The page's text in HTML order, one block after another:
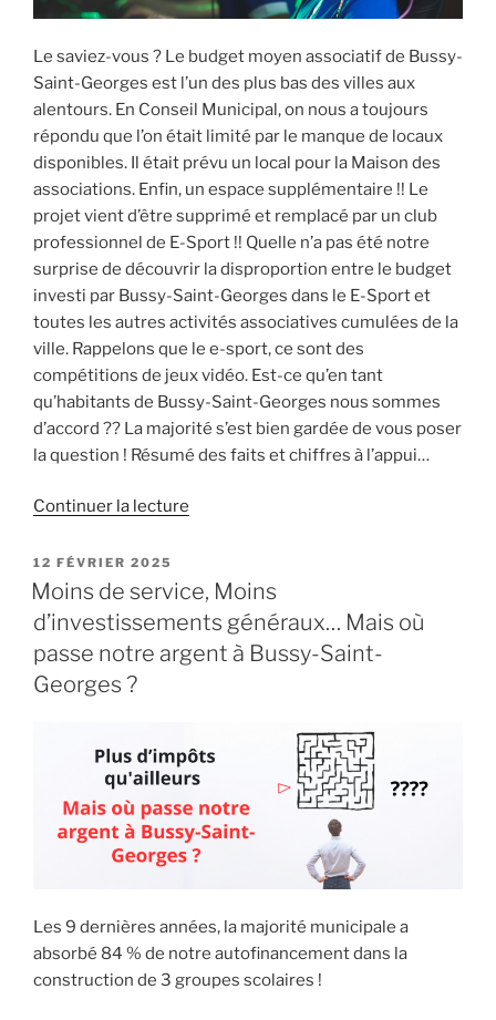
Le saviez-vous ? Le budget moyen associatif de Bussy-
Saint-Georges est l’un des plus bas des villes aux
alentours. En Conseil Municipal, on nous a toujours
répondu que l’on était limité par le manque de locaux
disponibles. Il était prévu un local pour la Maison des
associations. Enfin, un espace supplémentaire !! Le
projet vient d’être supprimé et remplacé par un club
professionnel de E-Sport !! Quelle n’a pas été notre
surprise de découvrir la disproportion entre le budget
investi par Bussy-Saint-Georges dans le E-Sport et
toutes les autres activités associatives cumulées de la
ville. Rappelons que le e-sport, ce sont des
compétitions de jeux vidéo. Est-ce qu’en tant
qu’habitants de Bussy-Saint-Georges nous sommes
d’accord ?? La majorité s’est bien gardée de vous poser
la question ! Résumé des faits et chiffres à l’appui…
Continuer la lecture
la
Maison
des
associations
Saint-
Georges
sacrifiée
et
un
tout
ça
pour
PUBLIÉ
LE
12 FÉVRIER 2025
Moins de service, Moins
d’investissements généraux… Mais où
passe notre argent à Bussy-Saint-
Georges ?
Les 9 dernières années, la majorité municipale a
absorbé 84 % de notre autofinancement dans la
construction de 3 groupes scolaires !